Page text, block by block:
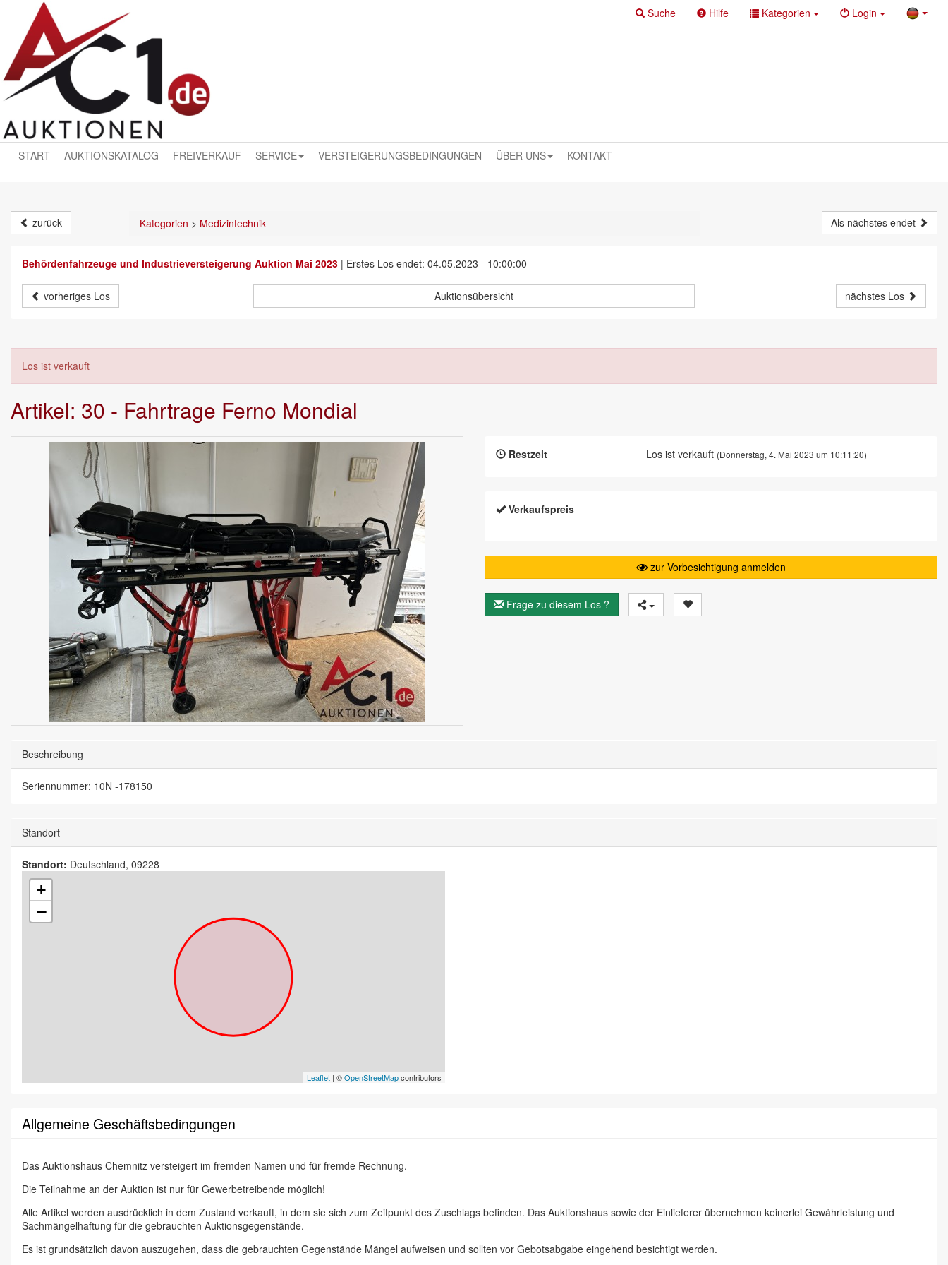
Suche Hilfe Kategorien Login
START AUKTIONSKATALOG FREIVERKAUF SERVICE VERSTEIGERUNGSBEDINGUNGEN ÜBER UNS KONTAKT
zurück Kategorien > Medizintechnik Als nächstes endet
Behördenfahrzeuge und Industrieversteigerung Auktion Mai 2023 | Erstes Los endet: 04.05.2023 - 10:00:00
vorheriges Los Auktionsübersicht nächstes Los
Los ist verkauft
Artikel: 30 - Fahrtrage Ferno Mondial
Restzeit Los ist verkauft (Donnerstag, 4. Mai 2023 um 10:11:20)
Verkaufspreis
zur Vorbesichtigung anmelden
Frage zu diesem Los ?
Beschreibung
Seriennummer: 10N -178150
Standort
Standort: Deutschland, 09228
+
−
Leaflet | ©OpenStreetMapcontributors
Allgemeine Geschäftsbedingungen
Das Auktionshaus Chemnitz versteigert im fremden Namen und für fremde Rechnung.
Die Teilnahme an der Auktion ist nur für Gewerbetreibende möglich!
Alle Artikel werden ausdrücklich in dem Zustand verkauft, in dem sie sich zum Zeitpunkt des Zuschlags befinden. Das Auktionshaus sowie der Einlieferer übernehmen keinerlei Gewährleistung und
Sachmängelhaftung für die gebrauchten Auktionsgegenstände.
Es ist grundsätzlich davon auszugehen, dass die gebrauchten Gegenstände Mängel aufweisen und sollten vor Gebotsabgabe eingehend besichtigt werden.